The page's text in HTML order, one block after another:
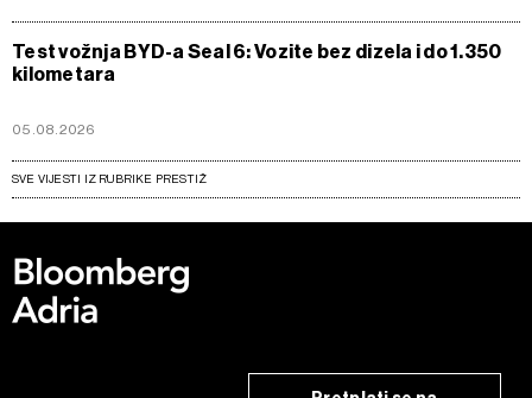
Test vožnja BYD-a Seal 6: Vozite bez dizela i do 1.350
kilometara
05.08.2026
SVE VIJESTI IZ RUBRIKE PRESTIŽ